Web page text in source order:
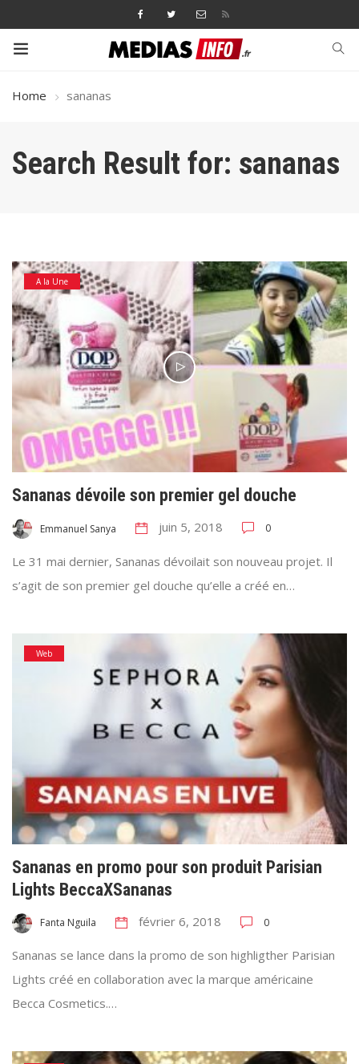
Home sananas
Search Result for: sananas
A la Une
Sananas dévoile son premier gel douche
Emmanuel Sanya juin 5, 2018 0
Le 31 mai dernier, Sananas dévoilait son nouveau projet. Il
s’agit de son premier gel douche qu’elle a créé en…
Web
Sananas en promo pour son produit Parisian
Lights BeccaXSananas
Fanta Nguila février 6, 2018 0
Sananas se lance dans la promo de son highligther Parisian
Lights créé en collaboration avec la marque américaine
Becca Cosmetics.…